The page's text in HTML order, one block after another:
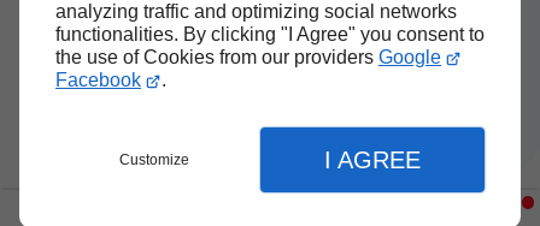
analyzing traffic and optimizing social networks
functionalities. By clicking "I Agree" you consent to
the use of Cookies from our providers Google
Facebook
.
Customize I AGREE